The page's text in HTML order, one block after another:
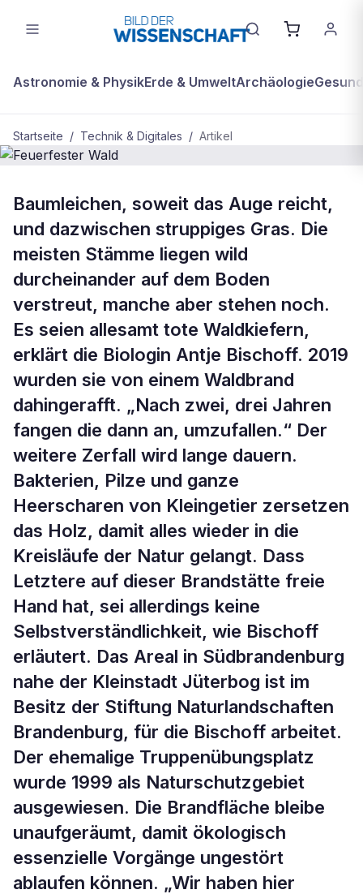
Astronomie & PhysikErde & UmweltArchäologie
Startseite / Technik & Digitales / Artikel
BDW PlusTECHNIK & DIGITALES
Feuerfester Wald
Baumleichen, soweit das Auge reicht,
und dazwischen struppiges Gras. Die
meisten Stämme liegen wild
durcheinander auf dem Boden
verstreut, manche aber stehen noch.
Es seien allesamt tote Waldkiefern,
erklärt die Biologin Antje Bischoff. 2019
wurden sie von einem Waldbrand
dahingerafft. „Nach zwei, drei Jahren
fangen die dann an, umzufallen.“ Der
weitere Zerfall wird lange dauern.
Bakterien, Pilze und ganze
Heerscharen von Kleingetier zersetzen
das Holz, damit alles wieder in die
Kreisläufe der Natur gelangt. Dass
Letztere auf dieser Brandstätte freie
Hand hat, sei allerdings keine
Selbstverständlichkeit, wie Bischoff
erläutert. Das Areal in Südbrandenburg
nahe der Kleinstadt Jüterbog ist im
Besitz der Stiftung Naturlandschaften
Brandenburg, für die Bischoff arbeitet.
Der ehemalige Truppenübungsplatz
wurde 1999 als Naturschutzgebiet
ausgewiesen. Die Brandfläche bleibe
unaufgeräumt, damit ökologisch
essenzielle Vorgänge ungestört
ablaufen können. „Wir haben hier